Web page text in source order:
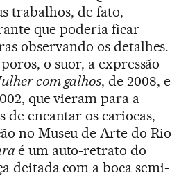
trabalhos, de fato,
que poderia ficar
observando os detalhes.
poros, o suor, a expressão
com galhos, de 2008, e
que vieram para a
de encantar os cariocas,
no Museu de Arte do Rio
é um auto-retrato do
deitada com a boca semi-